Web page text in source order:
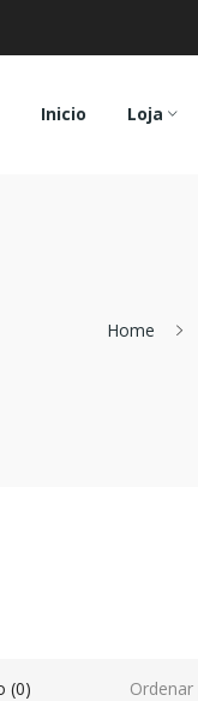
Inicio Loja
Home
(0) Ordenar